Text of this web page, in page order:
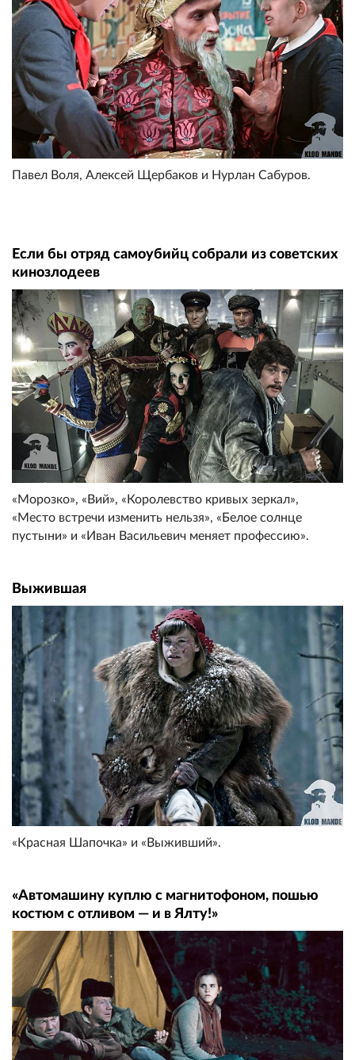
Павел Воля, Алексей Щербаков и Нурлан Сабуров.
Если бы отряд самоубийц собрали из советских
кинозлодеев
«Морозко», «Вий», «Королевство кривых зеркал»,
«Место встречи изменить нельзя», «Белое солнце
пустыни» и «Иван Васильевич меняет профессию».
Выжившая
«Красная Шапочка» и «Выживший».
«Автомашину куплю с магнитофоном, пошью
костюм с отливом — и в Ялту!»